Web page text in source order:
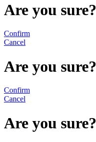
Are you sure?
Confirm
Cancel
Are you sure?
Confirm
Cancel
Are you sure?